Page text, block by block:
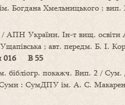
ім. Богдана Хмельницького ;
/ АПН України, Ін-т вищ.
; авт. передм. Б. І.
016 В 55
бібліогр. покажч. Вип. 2 /
: СумДПУ ім. А. С.